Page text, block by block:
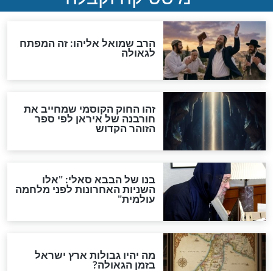
מה יהיה בימות המשיח?
"לפני הגאולה תהיה אפיקורסות
והכחשה גדולה מאוד של
האמונה"
האם לאחר בוא המשיח יהיה
אפשר לחזור בתשובה?